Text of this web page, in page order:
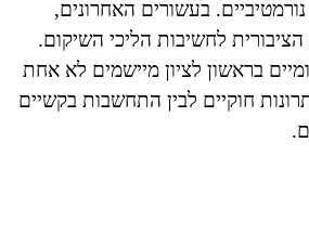
בעשורים האחרונים,
לחשיבות הליכי השיקום.
בראשון לציון מיישמים לא אחת
חוקיים לבין התחשבות בקשיים